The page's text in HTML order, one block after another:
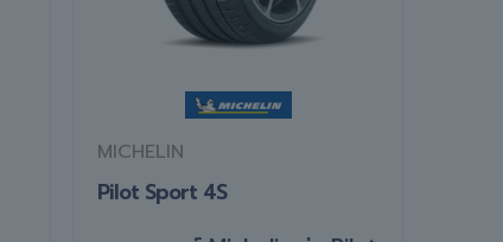
MICHELIN
Pilot Sport 4S